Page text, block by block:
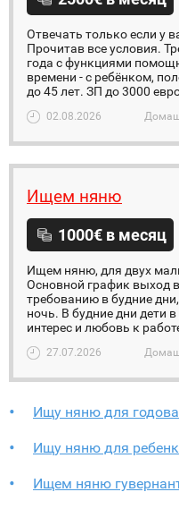
Отвечать только если у
Прочитав все условия.
года с функциями
времени - с ребёнком,
до 45 лет. ЗП до 3000
02.08.2026
Ищем няню
1000€ в месяц
Ищем няню, для двух
Основной график выход
требованию в будние
ночь. В будние дни дети
интерес и любовь к
27.07.2026
Ищу няню для
Ищу няню для
Ищем няню